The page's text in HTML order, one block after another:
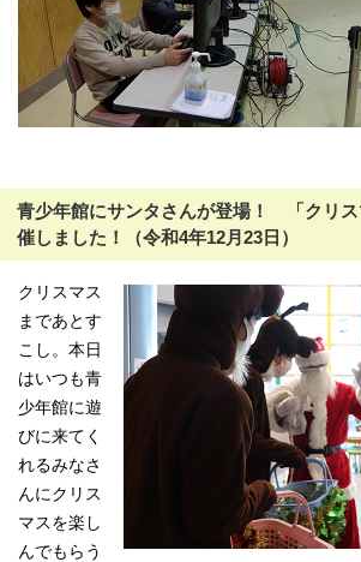
青少年館にサンタさんが登場！ 「クリス
催しました！（令和4年12月23日）
クリスマス
まであとす
こし。本日
はいつも青
少年館に遊
びに来てく
れるみなさ
んにクリス
マスを楽し
んでもらう